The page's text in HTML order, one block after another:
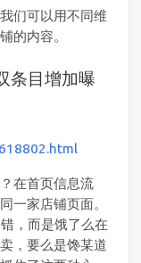
们可以用不同维
的内容。
条目增加曝
在首页信息流
一家店铺页面。
，而是饿了么在
，要么是馋某道